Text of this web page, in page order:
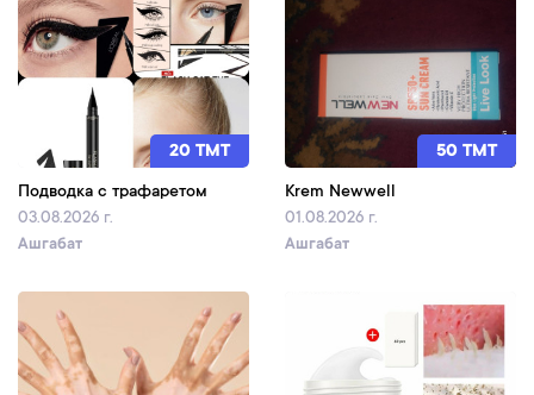
20 TMT
Подводка с трафаретом
03.08.2026 г.
Ашгабат
50 TMT
Krem Newwell
01.08.2026 г.
Ашгабат